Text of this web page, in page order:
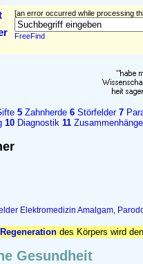
[an error occurred while processing
FreeFind
5 Zahnherde 6 Störfelder 7
10 Diagnostik 11 Zusammenhänge
Elektromedizin Amalgam,
Regeneration des Körpers wird
Gesundheit